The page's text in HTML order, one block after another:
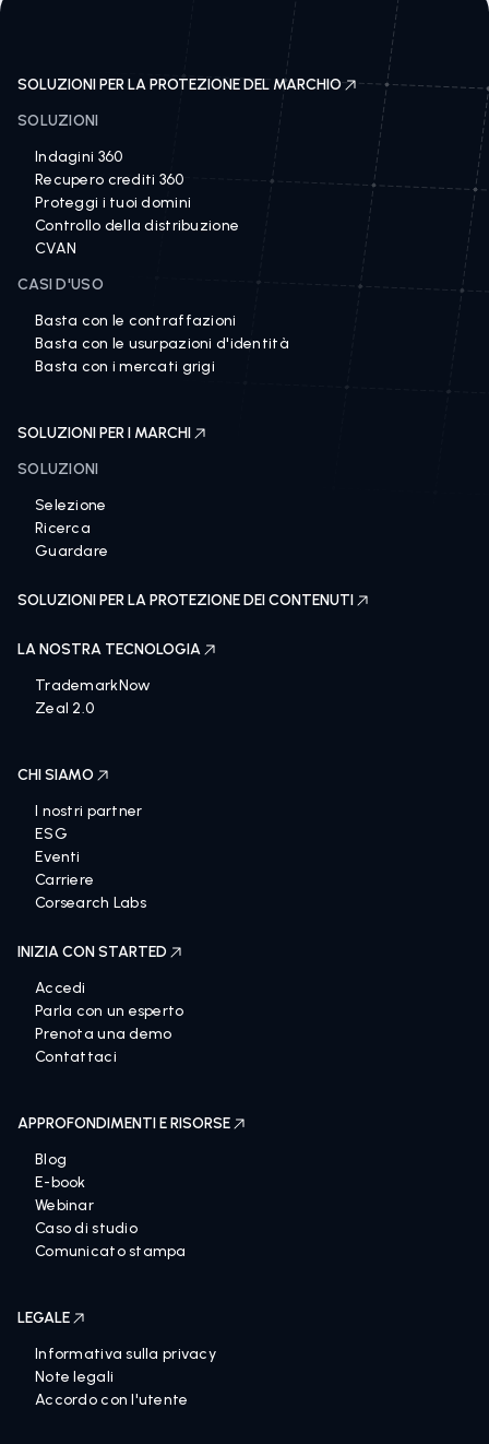
SOLUZIONI PER LA PROTEZIONE DEL MARCHIO
SOLUZIONI
Indagini 360
Recupero crediti 360
Proteggi i tuoi domini
Controllo della distribuzione
CVAN
CASI D'USO
Basta con le contraffazioni
Basta con le usurpazioni d'identità
Basta con i mercati grigi
SOLUZIONI PER I MARCHI
SOLUZIONI
Selezione
Ricerca
Guardare
SOLUZIONI PER LA PROTEZIONE DEI CONTENUTI
LA NOSTRA TECNOLOGIA
TrademarkNow
Zeal 2.0
CHI SIAMO
I nostri partner
ESG
Eventi
Carriere
Corsearch Labs
INIZIA CON STARTED
Accedi
Parla con un esperto
Prenota una demo
Contattaci
APPROFONDIMENTI E RISORSE
Blog
E-book
Webinar
Caso di studio
Comunicato stampa
LEGALE
Informativa sulla privacy
Note legali
Accordo con l'utente